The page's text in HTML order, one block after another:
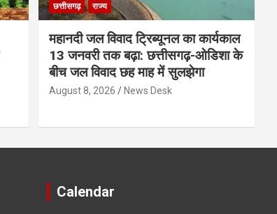
छत्तीसगढ़ राज्य
महानदी जल विवाद ट्रिब्यूनल का कार्यकाल
13 जनवरी तक बढ़ा: छत्तीसगढ़-ओडिशा के
बीच जल विवाद छह माह में सुलझेगा
August 8, 2026 News Desk
Calendar